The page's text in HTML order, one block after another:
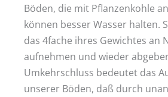
Böden, die mit Pflanzenkohle
können besser Wasser halten.
das 4fache ihres Gewichtes an
aufnehmen und wieder
Umkehrschluss bedeutet das
unserer Böden, daß durch